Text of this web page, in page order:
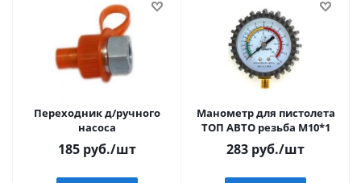
Переходник д/ручного
насоса
185 руб./шт
Манометр для пистолета
ТОП АВТО резьба М10*1
283 руб./шт